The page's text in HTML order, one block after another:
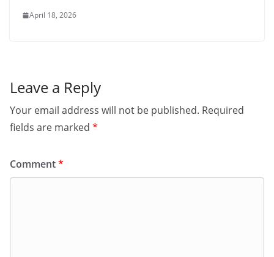
April 18, 2026
Leave a Reply
Your email address will not be published. Required
fields are marked *
Comment*